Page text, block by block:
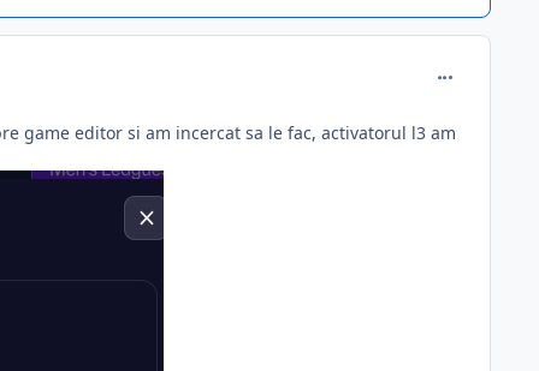
game editor si am incercat sa le fac, activatorul l3 am